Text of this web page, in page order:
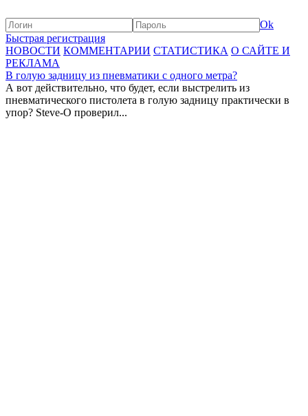
Ok
Быстрая регистрация
НОВОСТИ КОММЕНТАРИИ СТАТИСТИКА О САЙТЕ И
РЕКЛАМА
В голую задницу из пневматики с одного метра?
А вот действительно, что будет, если выстрелить из
пневматического пистолета в голую задницу практически в
упор? Steve-O проверил...